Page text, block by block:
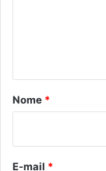
r
*
Nome *
E-mail *